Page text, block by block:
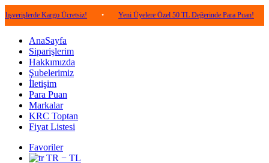
Kargo Ücretsiz! • Yeni Üyelere Özel 50 TL Değerinde Para Puan! •
AnaSayfa
Siparişlerim
Hakkımızda
Şubelerimiz
İletişim
Para Puan
Markalar
KRC Toptan
Fiyat Listesi
Favoriler
TR − TL